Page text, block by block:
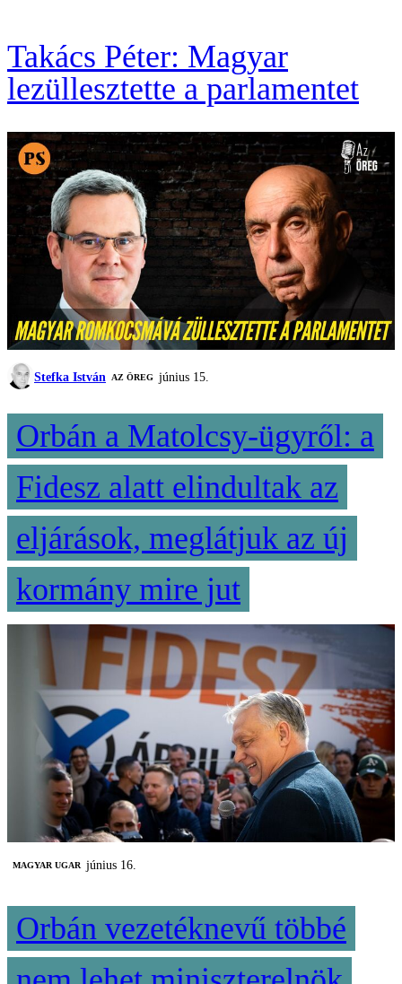
Takács Péter: Magyar
lezüllesztette a parlamentet
Stefka István AZ ÖREG június 15.
Orbán a Matolcsy-ügyről: a
Fidesz alatt elindultak az
eljárások, meglátjuk az új
kormány mire jut
MAGYAR UGAR június 16.
Orbán vezetéknevű többé